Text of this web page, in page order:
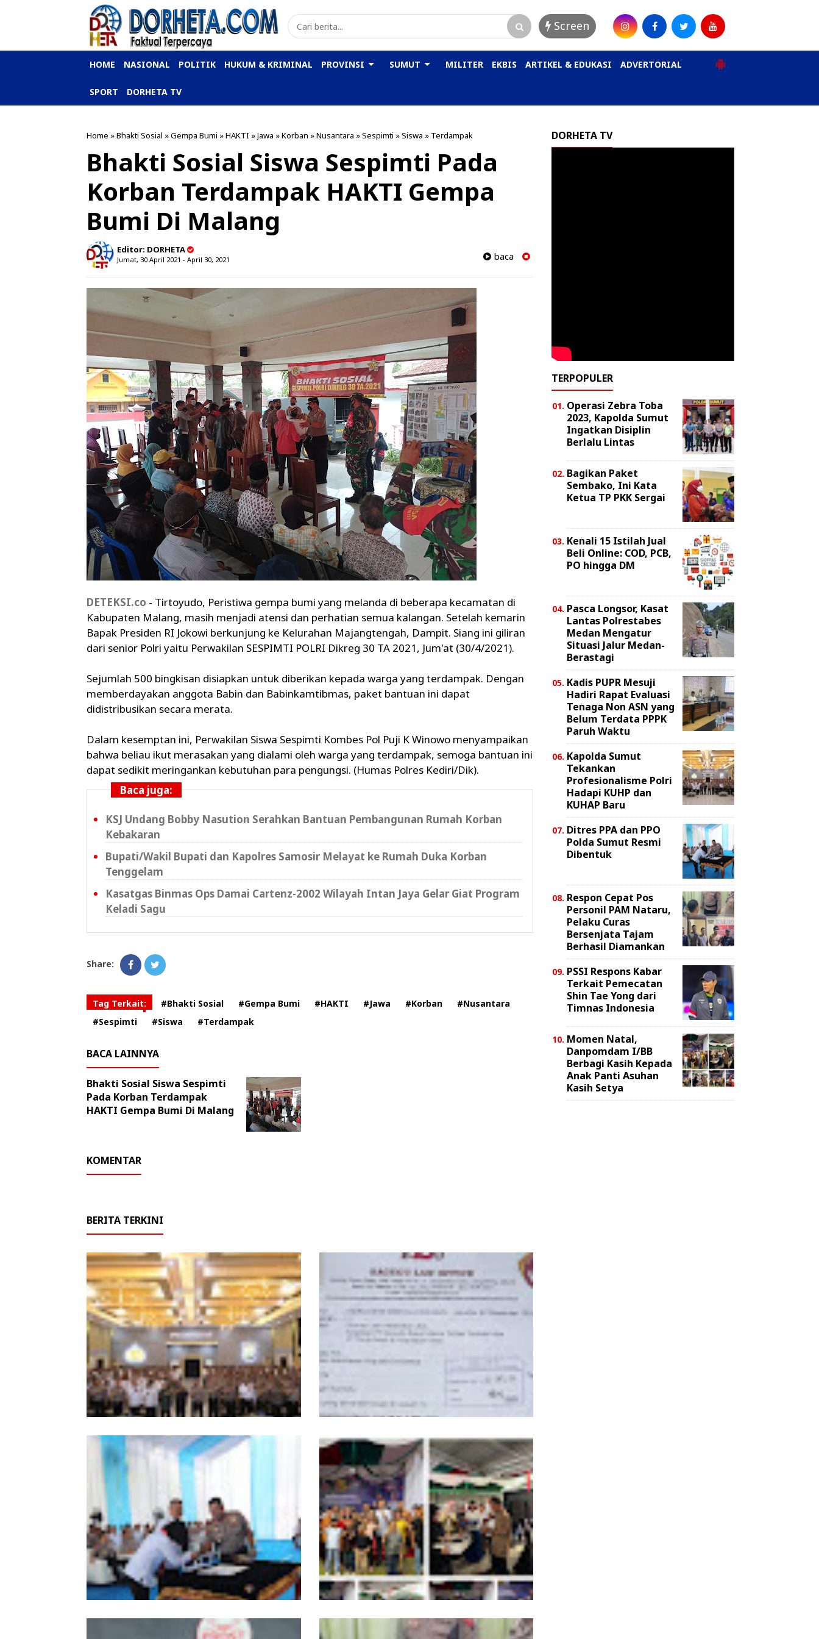
Screen
HOME NASIONAL POLITIK HUKUM & KRIMINAL PROVINSI SUMUT MILITER EKBIS ARTIKEL & EDUKASI ADVERTORIAL
SPORT DORHETA TV
Home »Bhakti Sosial »Gempa Bumi »HAKTI »Jawa »Korban »Nusantara »Sespimti »Siswa » Terdampak
Bhakti Sosial Siswa Sespimti Pada
Korban Terdampak HAKTI Gempa
Bumi Di Malang
Editor: DORHETA
Jumat, 30 April 2021 - April 30, 2021 baca
DETEKSI.co - Tirtoyudo, Peristiwa gempa bumi yang melanda di beberapa kecamatan di
Kabupaten Malang, masih menjadi atensi dan perhatian semua kalangan. Setelah kemarin
Bapak Presiden RI Jokowi berkunjung ke Kelurahan Majangtengah, Dampit. Siang ini giliran
dari senior Polri yaitu Perwakilan SESPIMTI POLRI Dikreg 30 TA 2021, Jum'at (30/4/2021).
Sejumlah 500 bingkisan disiapkan untuk diberikan kepada warga yang terdampak. Dengan
memberdayakan anggota Babin dan Babinkamtibmas, paket bantuan ini dapat
didistribusikan secara merata.
Dalam kesemptan ini, Perwakilan Siswa Sespimti Kombes Pol Puji K Winowo menyampaikan
bahwa beliau ikut merasakan yang dialami oleh warga yang terdampak, semoga bantuan ini
dapat sedikit meringankan kebutuhan para pengungsi. (Humas Polres Kediri/Dik).
Baca juga:
KSJ Undang Bobby Nasution Serahkan Bantuan Pembangunan Rumah Korban
Kebakaran
Bupati/Wakil Bupati dan Kapolres Samosir Melayat ke Rumah Duka Korban
Tenggelam
Kasatgas Binmas Ops Damai Cartenz-2002 Wilayah Intan Jaya Gelar Giat Program
Keladi Sagu
Share:
Tag Terkait: #Bhakti Sosial #Gempa Bumi #HAKTI #Jawa #Korban
#Nusantara
#Sespimti
#Siswa #Terdampak
BACA LAINNYA
Bhakti Sosial Siswa Sespimti
Pada Korban Terdampak
HAKTI Gempa Bumi Di Malang
KOMENTAR
BERITA TERKINI
Kapolda Sumut Tekankan
Profesionalisme Polri Hadapi KUHP dan
KUHAP Baru
PPKKB Apresiasi Presiden Prabowo Cabut
Izin PBPH di Kepulauan Batu
DORHETA TV
TERPOPULER
Operasi Zebra Toba
2023, Kapolda Sumut
Ingatkan Disiplin
Berlalu Lintas
Bagikan Paket
Sembako, Ini Kata
Ketua TP PKK Sergai
Kenali 15 Istilah Jual
Beli Online: COD, PCB,
PO hingga DM
Pasca Longsor, Kasat
Lantas Polrestabes
Medan Mengatur
Situasi Jalur Medan-
Berastagi
Kadis PUPR Mesuji
Hadiri Rapat Evaluasi
Tenaga Non ASN yang
Belum Terdata PPPK
Paruh Waktu
Kapolda Sumut
Tekankan
Profesionalisme Polri
Hadapi KUHP dan
KUHAP Baru
Ditres PPA dan PPO
Polda Sumut Resmi
Dibentuk
Respon Cepat Pos
Personil PAM Nataru,
Pelaku Curas
Bersenjata Tajam
Berhasil Diamankan
PSSI Respons Kabar
Terkait Pemecatan
Shin Tae Yong dari
Timnas Indonesia
Momen Natal,
Danpomdam I/BB
Berbagi Kasih Kepada
Anak Panti Asuhan
Kasih Setya